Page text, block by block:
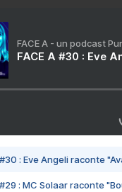
FACE A - un podcast
FACE A #30 : Eve
#30 : Eve Angeli raconte
#29 : MC Solaar raconte